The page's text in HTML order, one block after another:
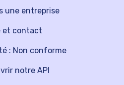
une entreprise
notre API
et contact
: Non conforme